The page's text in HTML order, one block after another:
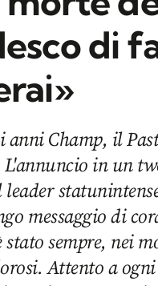
di
Champ, il
L'annuncio in un
messaggio di
sempre, nei
Attento a